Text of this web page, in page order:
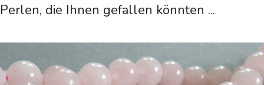
Perlen, die Ihnen gefallen könnten ...